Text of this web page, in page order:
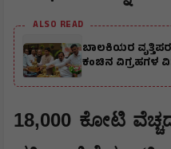
ALSO READ
ಬಾಲಕಿಯರ
ಕಂಚಿನ ವಿಗ್ರಹಗಳ
18,000 ಕೋಟಿ